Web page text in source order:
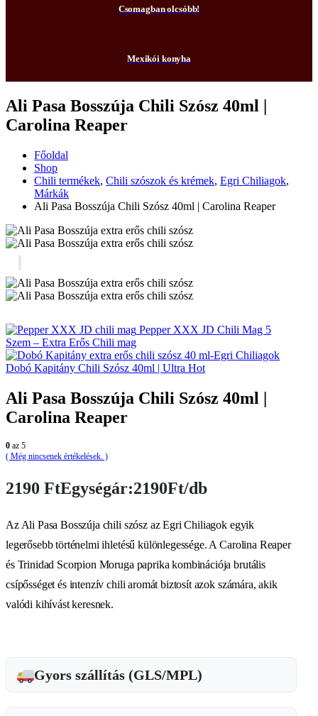
Csomagban olcsóbb!
Mexikói konyha
Ali Pasa Bosszúja Chili Szósz 40ml |
Carolina Reaper
Főoldal
Shop
Chili termékek, Chili szószok és krémek, Egri Chiliagok,
Márkák
Ali Pasa Bosszúja Chili Szósz 40ml | Carolina Reaper
Pepper XXX JD Chili Mag 5
Szem – Extra Erős Chili mag
Dobó Kapitány Chili Szósz 40ml | Ultra Hot
Ali Pasa Bosszúja Chili Szósz 40ml |
Carolina Reaper
0 az 5
( Még nincsenek értékelések. )
2190 FtEgységár:2190Ft/db
Az Ali Pasa Bosszúja chili szósz az Egri Chiliagok egyik
legerősebb történelmi ihletésű különlegessége. A Carolina Reaper
és Trinidad Scorpion Moruga paprika kombinációja brutális
csípősséget és intenzív chili aromát biztosít azok számára, akik
valódi kihívást keresnek.
Gyors szállítás (GLS/MPL)